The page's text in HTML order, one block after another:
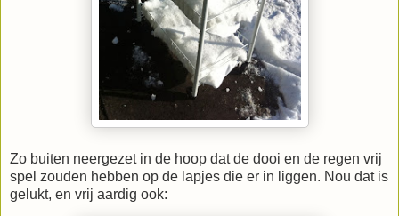
Zo buiten neergezet in de hoop dat de dooi en de regen vrij
spel zouden hebben op de lapjes die er in liggen. Nou dat is
gelukt, en vrij aardig ook: